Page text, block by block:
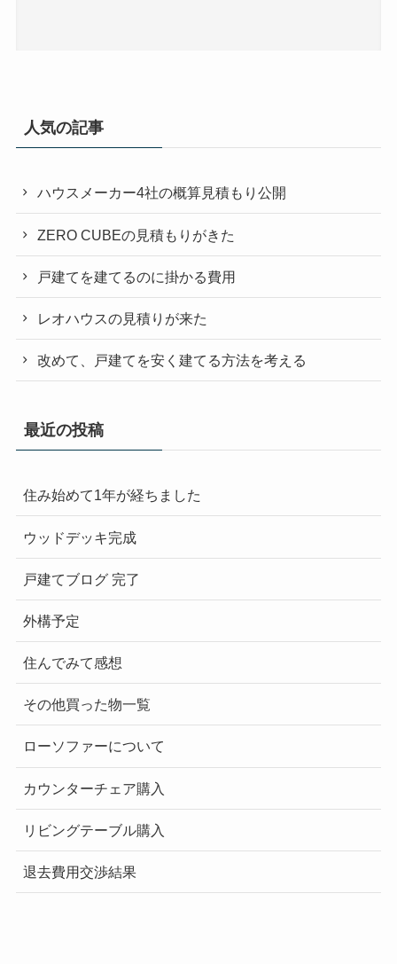
人気の記事
ハウスメーカー4社の概算見積もり公開
ZERO CUBEの見積もりがきた
戸建てを建てるのに掛かる費用
レオハウスの見積りが来た
改めて、戸建てを安く建てる方法を考える
最近の投稿
住み始めて1年が経ちました
ウッドデッキ完成
戸建てブログ 完了
外構予定
住んでみて感想
その他買った物一覧
ローソファーについて
カウンターチェア購入
リビングテーブル購入
退去費用交渉結果